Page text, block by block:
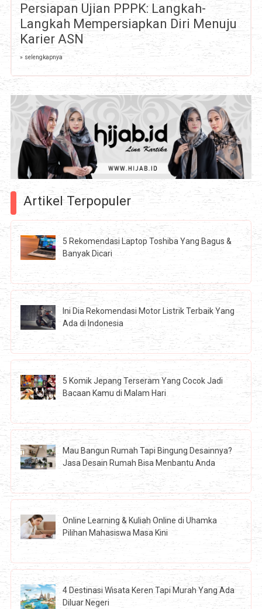
Persiapan Ujian PPPK: Langkah-
Langkah Mempersiapkan Diri Menuju
Karier ASN
» selengkapnya
Artikel Terpopuler
5 Rekomendasi Laptop Toshiba Yang Bagus &
Banyak Dicari
Ini Dia Rekomendasi Motor Listrik Terbaik Yang
Ada di Indonesia
5 Komik Jepang Terseram Yang Cocok Jadi
Bacaan Kamu di Malam Hari
Mau Bangun Rumah Tapi Bingung Desainnya?
Jasa Desain Rumah Bisa Menbantu Anda
Online Learning & Kuliah Online di Uhamka
Pilihan Mahasiswa Masa Kini
4 Destinasi Wisata Keren Tapi Murah Yang Ada
Diluar Negeri